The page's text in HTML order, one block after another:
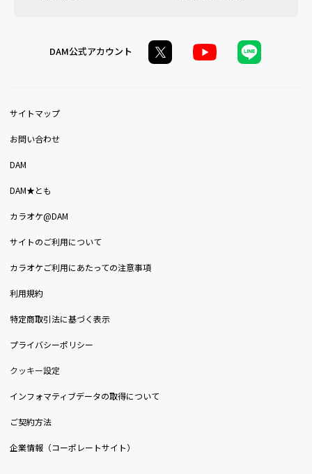
DAM公式アカウント
サイトマップ
お問い合わせ
DAM
DAM★とも
カラオケ@DAM
サイトのご利用について
カラオケご利用にあたっての注意事項
利用規約
特定商取引法に基づく表示
プライバシーポリシー
クッキー設定
インフォマティブデータの取得について
ご契約方法
企業情報（コーポレートサイト）